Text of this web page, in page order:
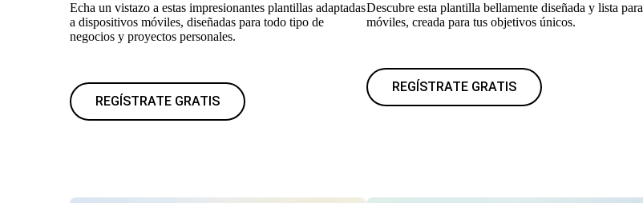
Echa un vistazo a estas impresionantes plantillas adaptadas
a dispositivos móviles, diseñadas para todo tipo de
negocios y proyectos personales.
REGÍSTRATE GRATIS
Descubre esta plantilla bellamente diseñada y lista para
móviles, creada para tus objetivos únicos.
REGÍSTRATE GRATIS